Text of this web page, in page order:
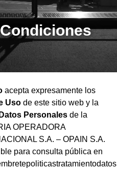
acepta expresamente los
Uso de este sitio web y la
Personales de la
OPERADORA
S.A. – OPAIN S.A.
para consulta pública en